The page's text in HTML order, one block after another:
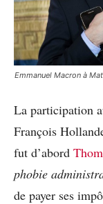
Emmanuel Macron à
La participation
François
fut d’abord
phobie
de payer ses